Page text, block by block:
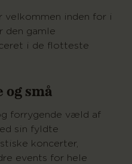
inden for i
den gamle
i de flotteste
små
forrygende væld af
sin fyldte
koncerter,
events for hele